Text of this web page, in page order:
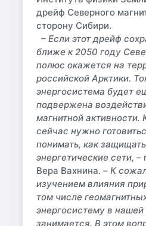
дрейф Северного
сторону Сибири.
– Если этот дрейф
ближе к 2050 году
полюс окажется на
российской Арктики.
энергосистема будет
подвержена
магнитной активности.
сейчас нужно
понимать, как
энергетические сети, –
Вера Вахнина. – К
изучением влияния
том числе
энергосистему в
занимается. В этом